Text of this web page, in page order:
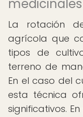
medicinales
La rotación
agrícola que
tipos de
terreno de
En el caso del
esta técnica
significativos.